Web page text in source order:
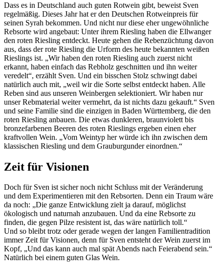
Dass es in Deutschland auch guten Rotwein gibt, beweist Sven
regelmäßig. Dieses Jahr hat er den Deutschen Rotweinpreis für
seinen Syrah bekommen. Und nicht nur diese eher ungewöhnliche
Rebsorte wird angebaut: Unter ihrem Riesling haben die Ellwanger
den roten Riesling entdeckt. Heute gehen die Rebenzüchtung davon
aus, dass der rote Riesling die Urform des heute bekannten weißen
Rieslings ist. „Wir haben den roten Riesling auch zuerst nicht
erkannt, haben einfach das Rebholz geschnitten und ihn weiter
veredelt“, erzählt Sven. Und ein bisschen Stolz schwingt dabei
natürlich auch mit, „weil wir die Sorte selbst entdeckt haben. Alle
Reben sind aus unseren Weinbergen selektioniert. Wir haben nur
unser Rebmaterial weiter vermehrt, da ist nichts dazu gekauft.“ Sven
und seine Familie sind die einzigen in Baden Württemberg, die den
roten Riesling anbauen. Die etwas dunkleren, braunviolett bis
bronzefarbenen Beeren des roten Rieslings ergeben einen eher
kraftvollen Wein. „Vom Weintyp her würde ich ihn zwischen dem
klassischen Riesling und dem Grauburgunder einordnen.“
Zeit für Visionen
Doch für Sven ist sicher noch nicht Schluss mit der Veränderung
und dem Experimentieren mit den Rebsorten. Denn ein Traum wäre
da noch: „Die ganze Entwicklung zielt ja darauf, möglichst
ökologisch und naturnah anzubauen. Und da eine Rebsorte zu
finden, die gegen Pilze resistent ist, das wäre natürlich toll.“
Und so bleibt trotz oder gerade wegen der langen Familientradition
immer Zeit für Visionen, denn für Sven entsteht der Wein zuerst im
Kopf, „Und das kann auch mal spät Abends nach Feierabend sein.“
Natürlich bei einem guten Glas Wein.